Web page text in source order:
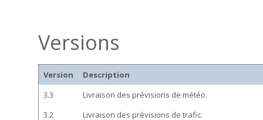
Versions
Version
Description
3.3
Livraison des prévisions de météo.
3.2
Livraison des prévisions de trafic.